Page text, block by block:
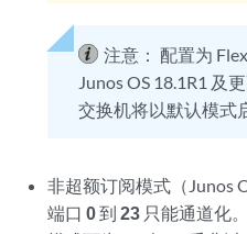
注意： 配置为
Junos OS 18.1R1 及
交换机将以默认模式
非超额订阅模式（Junos
端口0到23 只能通道化